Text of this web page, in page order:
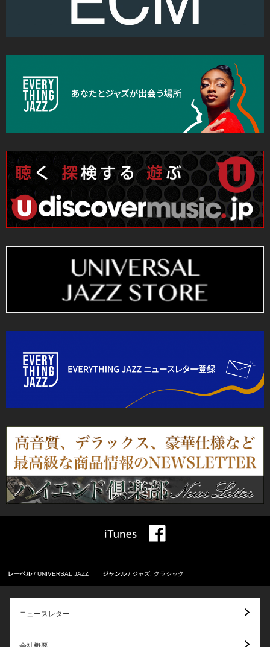
レーベル UNIVERSAL JAZZ ジャンル ジャズ クラシック
ニュースレター